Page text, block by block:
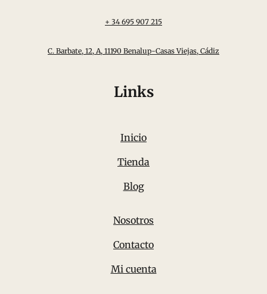
+ 34 695 907 215
C. Barbate, 12, A, 11190 Benalup-Casas Viejas, Cádiz
Links
Inicio
Tienda
Blog
Nosotros
Contacto
Mi cuenta